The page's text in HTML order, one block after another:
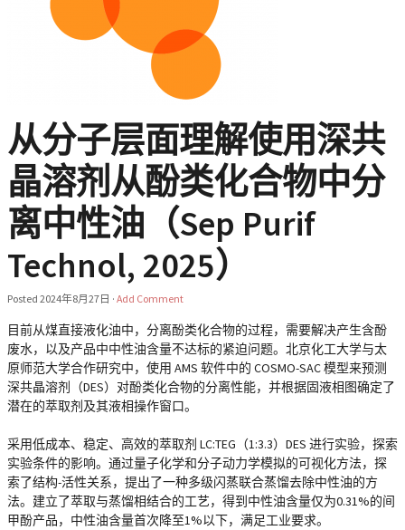
从分子层面理解使用深共
晶溶剂从酚类化合物中分
离中性油（Sep Purif
Technol, 2025）
Posted 2024年8月27日 · Add Comment
目前从煤直接液化油中，分离酚类化合物的过程，需要解决产生含酚
废水，以及产品中中性油含量不达标的紧迫问题。北京化工大学与太
原师范大学合作研究中，使用 AMS 软件中的 COSMO-SAC 模型来预测
深共晶溶剂（DES）对酚类化合物的分离性能，并根据固液相图确定了
潜在的萃取剂及其液相操作窗口。
采用低成本、稳定、高效的萃取剂 LC:TEG（1:3.3）DES 进行实验，探索
实验条件的影响。通过量子化学和分子动力学模拟的可视化方法，探
索了结构-活性关系，提出了一种多级闪蒸联合蒸馏去除中性油的方
法。建立了萃取与蒸馏相结合的工艺，得到中性油含量仅为0.31%的间
甲酚产品，中性油含量首次降至1%以下，满足工业要求。